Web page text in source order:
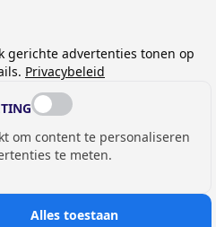
gerichte advertenties tonen op
Privacybeleid
om content te personaliseren
te meten.
Alles toestaan